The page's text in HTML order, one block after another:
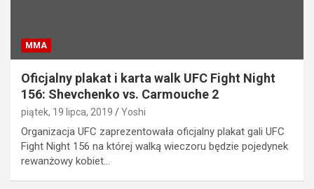
MMA
Oficjalny plakat i karta walk UFC Fight Night
156: Shevchenko vs. Carmouche 2
piątek, 19 lipca, 2019 Yoshi
Organizacja UFC zaprezentowała oficjalny plakat gali UFC
Fight Night 156 na której walką wieczoru będzie pojedynek
rewanżowy kobiet…